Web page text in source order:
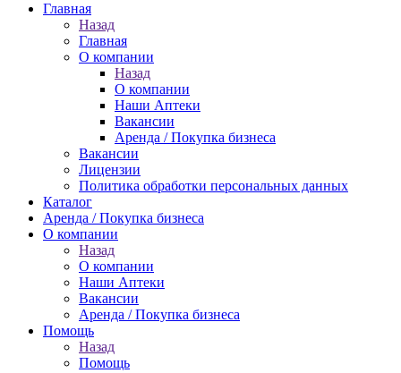
Главная
Назад
Главная
О компании
Назад
О компании
Наши Аптеки
Вакансии
Аренда / Покупка бизнеса
Вакансии
Лицензии
Политика обработки персональных данных
Каталог
Аренда / Покупка бизнеса
О компании
Назад
О компании
Наши Аптеки
Вакансии
Аренда / Покупка бизнеса
Помощь
Назад
Помощь